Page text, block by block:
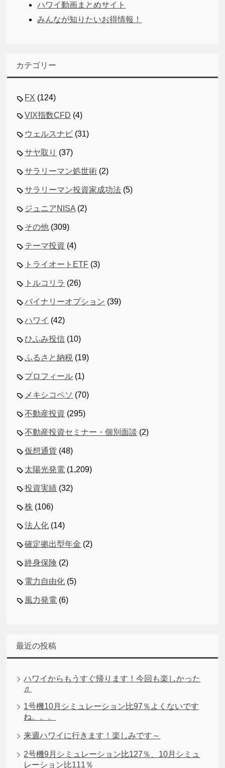
ハワイ動画まとめサイト
みんなが知りたいお得情報！
カテゴリー
FX (124)
VIX指数CFD (4)
ウェルスナビ (31)
サヤ取り (37)
サラリーマン処世術 (2)
サラリーマン投資家成功法 (5)
ジュニアNISA (2)
その他 (309)
テーマ投資 (4)
トライオートETF (3)
トルコリラ (26)
バイナリーオプション (39)
ハワイ (42)
ひふみ投信 (10)
ふるさと納税 (19)
プロフィール (1)
メキシコペソ (70)
不動産投資 (295)
不動産投資セミナー・個別面談 (2)
仮想通貨 (48)
太陽光発電 (1,209)
投資実績 (32)
株 (106)
法人化 (14)
確定拠出型年金 (2)
終身保険 (2)
電力自由化 (5)
風力発電 (6)
最近の投稿
ハワイからもうすぐ帰ります！今回も楽しかった
♬
1号機10月シミュレーション比97％よくないです
ね。。。
来週ハワイに行きます！楽しみです～
2号機9月シミュレーション比127％、10月シミュ
レーション比111％